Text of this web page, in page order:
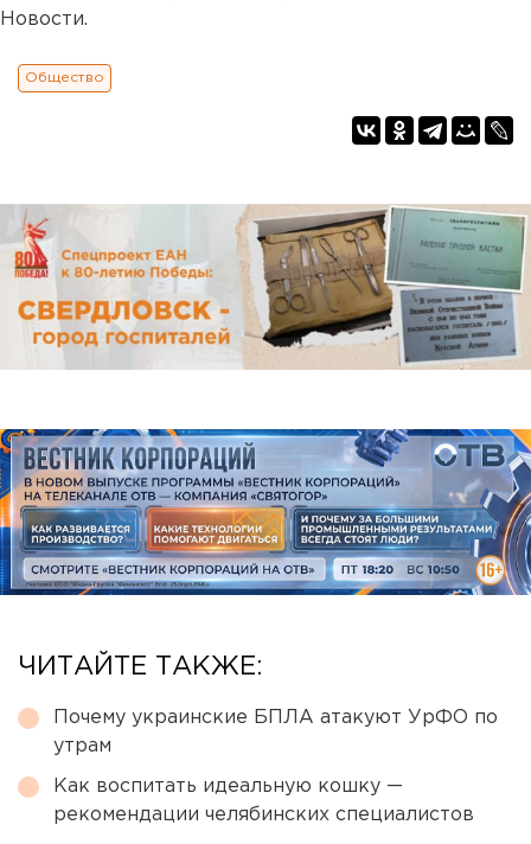
Новости.
Общество
ЧИТАЙТЕ ТАКЖЕ:
Почему украинские БПЛА атакуют УрФО по
утрам
Как воспитать идеальную кошку —
рекомендации челябинских специалистов